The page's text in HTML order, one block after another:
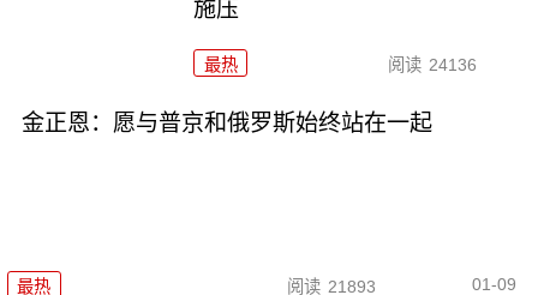
施压
最热 阅读 24136
金正恩：愿与普京和俄罗斯始终站在一起
最热 阅读 21893 01-09